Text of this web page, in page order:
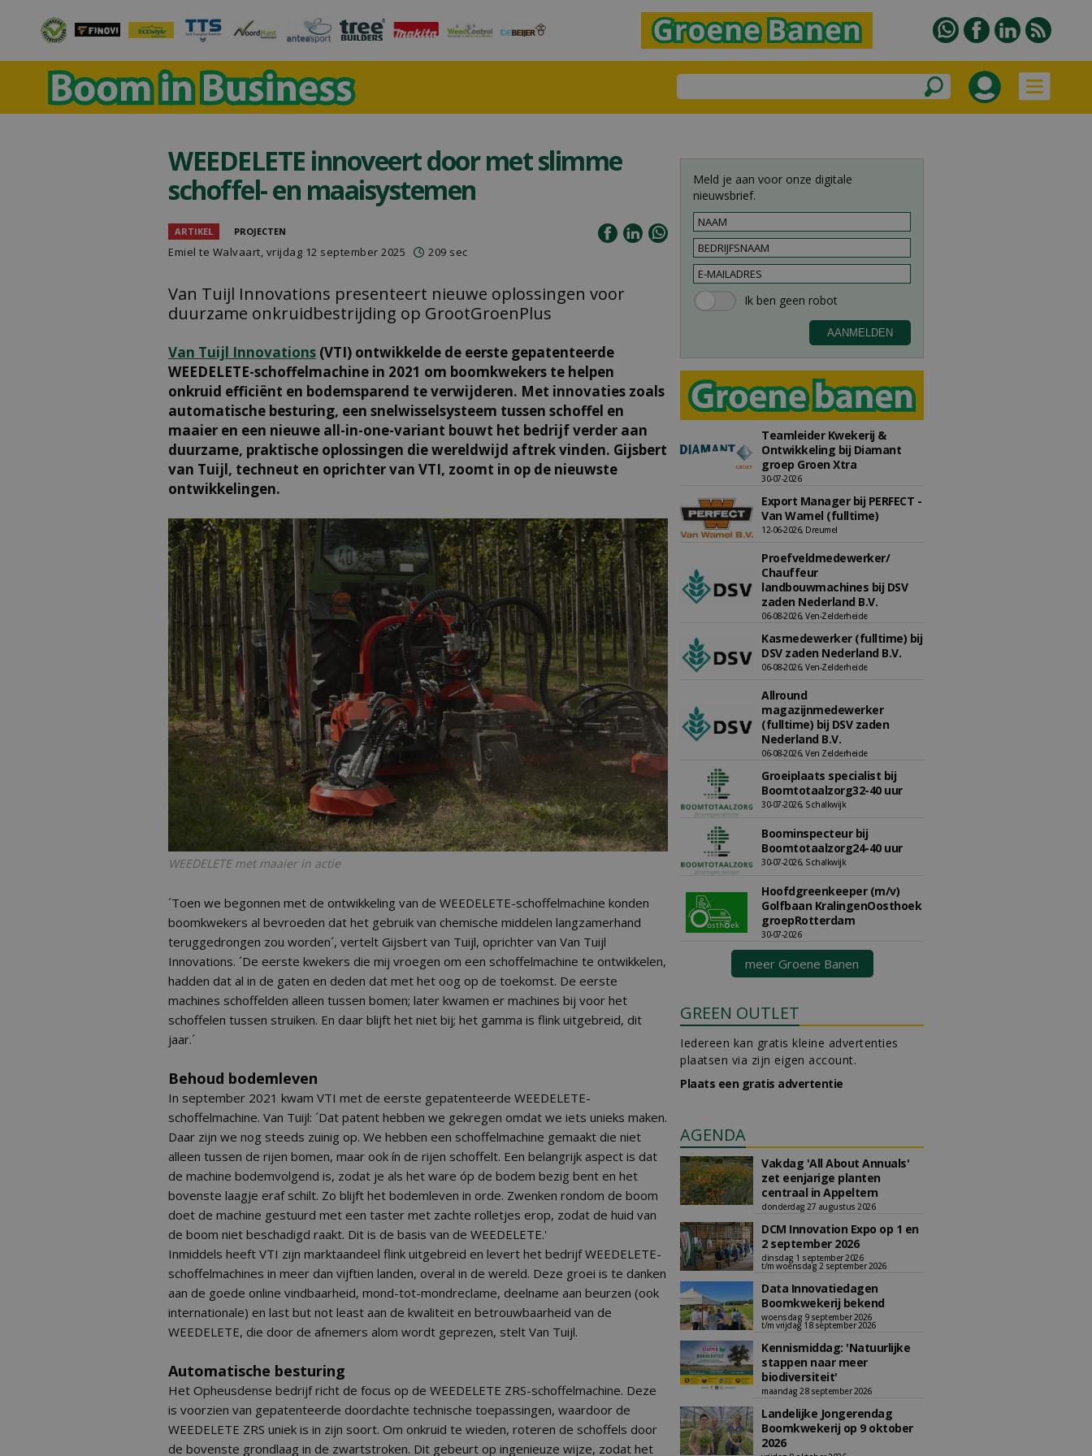
WEEDELETE innoveert door met slimme
schoffel- en maaisystemen
ARTIKEL PROJECTEN
Emiel te Walvaart, vrijdag 12 september 2025 209 sec
Van Tuijl Innovations presenteert nieuwe oplossingen voor
duurzame onkruidbestrijding op GrootGroenPlus
Van Tuijl Innovations (VTI) ontwikkelde de eerste gepatenteerde
WEEDELETE-schoffelmachine in 2021 om boomkwekers te helpen
onkruid efficiënt en bodemsparend te verwijderen. Met innovaties zoals
automatische besturing, een snelwisselsysteem tussen schoffel en
maaier en een nieuwe all-in-one-variant bouwt het bedrijf verder aan
duurzame, praktische oplossingen die wereldwijd aftrek vinden. Gijsbert
van Tuijl, techneut en oprichter van VTI, zoomt in op de nieuwste
ontwikkelingen.
WEEDELETE met maaier in actie
´Toen we begonnen met de ontwikkeling van de WEEDELETE-schoffelmachine konden
boomkwekers al bevroeden dat het gebruik van chemische middelen langzamerhand
teruggedrongen zou worden´, vertelt Gijsbert van Tuijl, oprichter van Van Tuijl
Innovations. ´De eerste kwekers die mij vroegen om een schoffelmachine te ontwikkelen,
hadden dat al in de gaten en deden dat met het oog op de toekomst. De eerste
machines schoffelden alleen tussen bomen; later kwamen er machines bij voor het
schoffelen tussen struiken. En daar blijft het niet bij; het gamma is flink uitgebreid, dit
jaar.´
Behoud bodemleven
In september 2021 kwam VTI met de eerste gepatenteerde WEEDELETE-
schoffelmachine. Van Tuijl: ´Dat patent hebben we gekregen omdat we iets unieks maken.
Daar zijn we nog steeds zuinig op. We hebben een schoffelmachine gemaakt die niet
alleen tussen de rijen bomen, maar ook ín de rijen schoffelt. Een belangrijk aspect is dat
de machine bodemvolgend is, zodat je als het ware óp de bodem bezig bent en het
bovenste laagje eraf schilt. Zo blijft het bodemleven in orde. Zwenken rondom de boom
doet de machine gestuurd met een taster met zachte rolletjes erop, zodat de huid van
de boom niet beschadigd raakt. Dit is de basis van de WEEDELETE.'
Inmiddels heeft VTI zijn marktaandeel flink uitgebreid en levert het bedrijf WEEDELETE-
schoffelmachines in meer dan vijftien landen, overal in de wereld. Deze groei is te danken
aan de goede online vindbaarheid, mond-tot-mondreclame, deelname aan beurzen (ook
internationale) en last but not least aan de kwaliteit en betrouwbaarheid van de
WEEDELETE, die door de afnemers alom wordt geprezen, stelt Van Tuijl.
Automatische besturing
Het Opheusdense bedrijf richt de focus op de WEEDELETE ZRS-schoffelmachine. Deze
is voorzien van gepatenteerde doordachte technische toepassingen, waardoor de
WEEDELETE ZRS uniek is in zijn soort. Om onkruid te wieden, roteren de schoffels door
de bovenste grondlaag in de zwartstroken. Dit gebeurt op ingenieuze wijze, zodat het
Meld je aan voor onze digitale
nieuwsbrief.
Teamleider Kwekerij &
Ontwikkeling bij Diamant
groep Groen Xtra
30-07-2026
Export Manager bij PERFECT -
Van Wamel (fulltime)
12-06-2026, Dreumel
Proefveldmedewerker/
Chauffeur
landbouwmachines bij DSV
zaden Nederland B.V.
06-08-2026, Ven-Zelderheide
Kasmedewerker (fulltime) bij
DSV zaden Nederland B.V.
06-08-2026, Ven-Zelderheide
Allround
magazijnmedewerker
(fulltime) bij DSV zaden
Nederland B.V.
06-08-2026, Ven Zelderheide
Groeiplaats specialist bij
Boomtotaalzorg32-40 uur
30-07-2026, Schalkwijk
Boominspecteur bij
Boomtotaalzorg24-40 uur
30-07-2026, Schalkwijk
Hoofdgreenkeeper (m/v)
Golfbaan KralingenOosthoek
groepRotterdam
30-07-2026
meer Groene Banen
GREEN OUTLET
Iedereen kan gratis kleine advertenties
plaatsen via zijn eigen account.
Plaats een gratis advertentie
AGENDA
Vakdag 'All About Annuals'
zet eenjarige planten
centraal in Appeltern
donderdag 27 augustus 2026
DCM Innovation Expo op 1 en
2 september 2026
dinsdag 1 september 2026
t/m woensdag 2 september 2026
Data Innovatiedagen
Boomkwekerij bekend
woensdag 9 september 2026
t/m vrijdag 18 september 2026
Kennismiddag: 'Natuurlijke
stappen naar meer
biodiversiteit'
maandag 28 september 2026
Landelijke Jongerendag
Boomkwekerij op 9 oktober
2026